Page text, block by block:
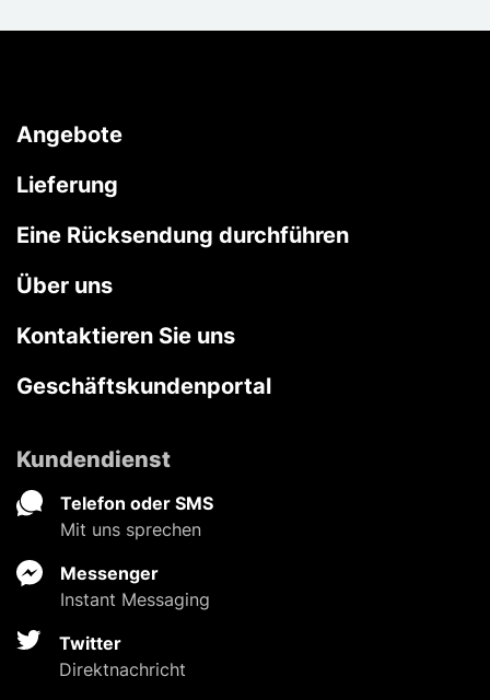
Angebote
Lieferung
Eine Rücksendung durchführen
Über uns
Kontaktieren Sie uns
Geschäftskundenportal
Kundendienst
Telefon oder SMS
Mit uns sprechen
Messenger
Instant Messaging
Twitter
Direktnachricht